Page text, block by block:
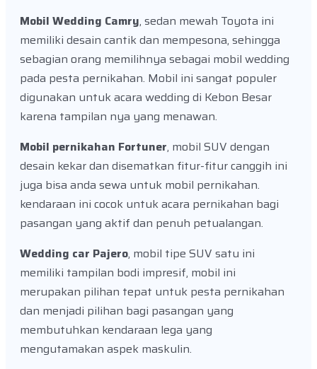
Mobil Wedding Camry, sedan mewah Toyota ini
memiliki desain cantik dan mempesona, sehingga
sebagian orang memilihnya sebagai mobil wedding
pada pesta pernikahan. Mobil ini sangat populer
digunakan untuk acara wedding di Kebon Besar
karena tampilan nya yang menawan.
Mobil pernikahan Fortuner, mobil SUV dengan
desain kekar dan disematkan fitur-fitur canggih ini
juga bisa anda sewa untuk mobil pernikahan.
kendaraan ini cocok untuk acara pernikahan bagi
pasangan yang aktif dan penuh petualangan.
Wedding car Pajero, mobil tipe SUV satu ini
memiliki tampilan bodi impresif, mobil ini
merupakan pilihan tepat untuk pesta pernikahan
dan menjadi pilihan bagi pasangan yang
membutuhkan kendaraan lega yang
mengutamakan aspek maskulin.